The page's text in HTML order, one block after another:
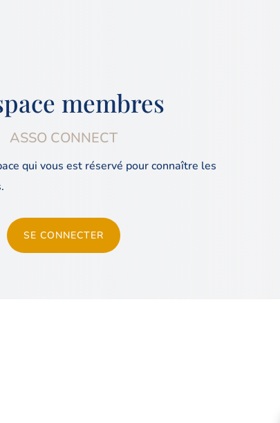
membres
ASSO CONNECT
qui vous est réservé pour connaître les
SE CONNECTER